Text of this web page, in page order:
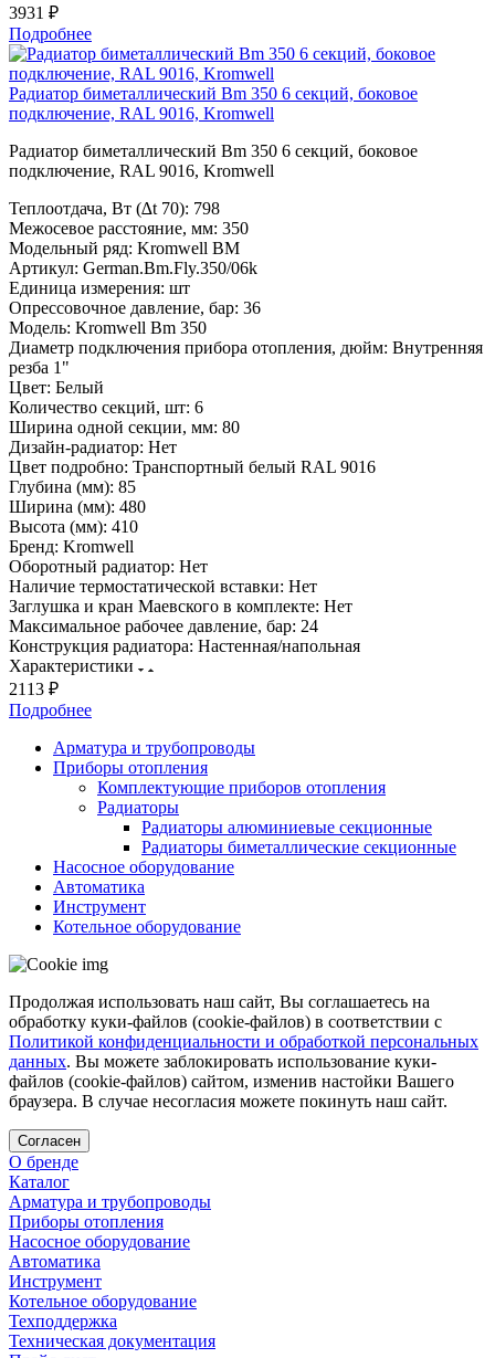
3931 ₽
Подробнее
Радиатор биметаллический Bm 350 6 секций, боковое
подключение, RAL 9016, Kromwell
Радиатор биметаллический Bm 350 6 секций, боковое
подключение, RAL 9016, Kromwell
Теплоотдача, Вт (∆t 70): 798
Межосевое расстояние, мм: 350
Модельный ряд: Kromwell BM
Артикул: German.Bm.Fly.350/06k
Единица измерения: шт
Опрессовочное давление, бар: 36
Модель: Kromwell Bm 350
Диаметр подключения прибора отопления, дюйм: Внутренняя
резба 1"
Цвет: Белый
Количество секций, шт: 6
Ширина одной секции, мм: 80
Дизайн-радиатор: Нет
Цвет подробно: Транспортный белый RAL 9016
Глубина (мм): 85
Ширина (мм): 480
Высота (мм): 410
Бренд: Kromwell
Оборотный радиатор: Нет
Наличие термостатической вставки: Нет
Заглушка и кран Маевского в комплекте: Нет
Максимальное рабочее давление, бар: 24
Конструкция радиатора: Настенная/напольная
Характеристики
2113 ₽
Подробнее
Арматура и трубопроводы
Приборы отопления
Комплектующие приборов отопления
Радиаторы
Радиаторы алюминиевые секционные
Радиаторы биметаллические секционные
Насосное оборудование
Автоматика
Инструмент
Котельное оборудование
Продолжая использовать наш сайт, Вы соглашаетесь на
обработку куки-файлов (cookie-файлов) в соответствии с
Политикой конфиденциальности и обработкой персональных
данных. Вы можете заблокировать использование куки-
файлов (cookie-файлов) сайтом, изменив настойки Вашего
браузера. В случае несогласия можете покинуть наш сайт.
Согласен
О бренде
Каталог
Арматура и трубопроводы
Приборы отопления
Насосное оборудование
Автоматика
Инструмент
Котельное оборудование
Техподдержка
Техническая документация